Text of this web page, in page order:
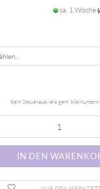
ca. 1 Woche
Kein Steuerausweis gem.